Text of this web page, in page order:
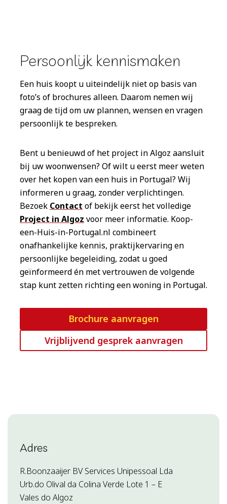
Persoonlijk kennismaken
Een huis koopt u uiteindelijk niet op basis van
foto’s of brochures alleen. Daarom nemen wij
graag de tijd om uw plannen, wensen en vragen
persoonlijk te bespreken.
Bent u benieuwd of het project in Algoz aansluit
bij uw woonwensen? Of wilt u eerst meer weten
over het kopen van een huis in Portugal? Wij
informeren u graag, zonder verplichtingen.
Bezoek Contact of bekijk eerst het volledige
Project in Algoz voor meer informatie. Koop-
een-Huis-in-Portugal.nl combineert
onafhankelijke kennis, praktijkervaring en
persoonlijke begeleiding, zodat u goed
geïnformeerd én met vertrouwen de volgende
stap kunt zetten richting een woning in Portugal.
Brochure aanvragen
Vrijblijvend gesprek aanvragen
Adres
R.Boonzaaijer BV Services Unipessoal Lda
Urb.do Olival da Colina Verde Lote 1 – E
Vales do Algoz